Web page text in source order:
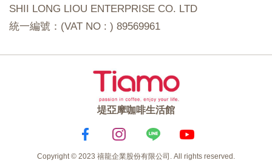
SHII LONG LIOU ENTERPRISE CO. LTD
統一編號：(VAT NO : ) 89569961
堤亞摩咖啡生活館
Copyright © 2023 禧龍企業股份有限公司. All rights reserved.